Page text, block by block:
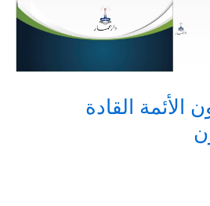
الأئمة القادة